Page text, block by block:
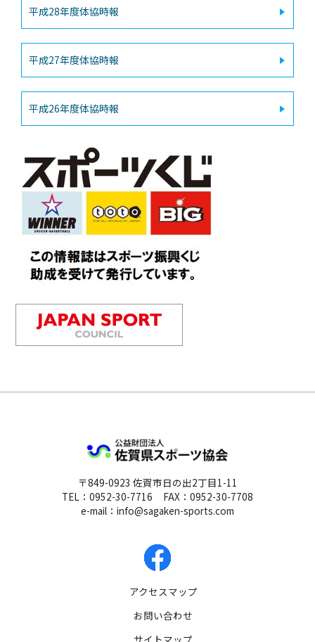
平成28年度体協時報
平成27年度体協時報
平成26年度体協時報
〒849-0923 佐賀市日の出2丁目1-11
TEL：0952-30-7716
FAX：0952-30-7708
e-mail：info@sagaken-sports.com
アクセスマップ
お問い合わせ